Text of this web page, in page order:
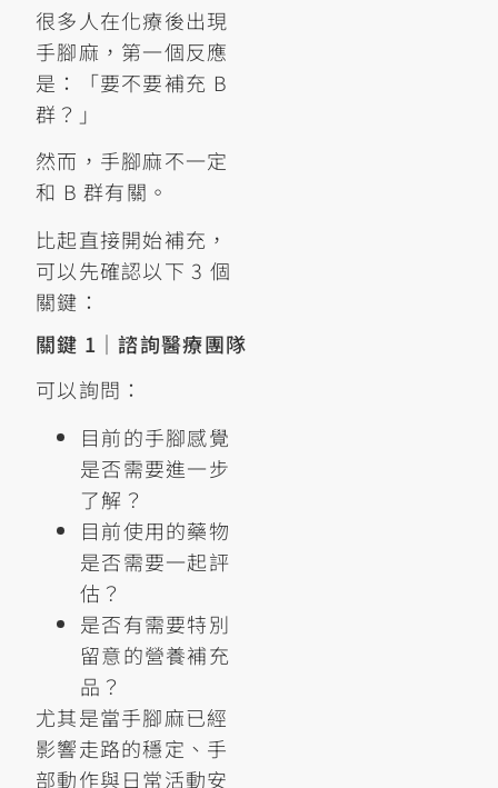
很多人在化療後出現
手腳麻，第一個反應
是：「要不要補充 B
群？」
然而，手腳麻不一定
和 B 群有關。
比起直接開始補充，
可以先確認以下 3 個
關鍵：
關鍵 1｜諮詢醫療團隊
可以詢問：
目前的手腳感覺
是否需要進一步
了解？
目前使用的藥物
是否需要一起評
估？
是否有需要特別
留意的營養補充
品？
尤其是當手腳麻已經
影響走路的穩定、手
部動作與日常活動安